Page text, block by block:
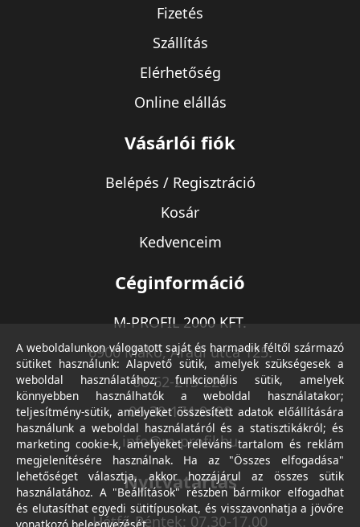
Fizetés
Szállítás
Elérhetőség
Online elállás
Vásárlói fiók
Belépés / Regisztráció
Kosár
Kedvenceim
Céginformáció
M-PROFIL 2000 KFT.
6900 Makó, Aradi utca 125.
06-62-213-220
06-30-174-9490
info@m-profil.hu
Nyitvatartás
Hétfő-Péntek: 07.30-17.00
A weboldalunkon válogatott saját és harmadik féltől származó
sütiket használunk: Alapvető sütik, amelyek szükségesek a
weboldal használatához; funkcionális sütik, amelyek
könnyebben használhatók a weboldal használatakor;
teljesítmény-sütik, amelyeket összesített adatok előállítására
használunk a weboldal használatáról és a statisztikákról; és
marketing cookie-k, amelyeket releváns tartalom és reklám
megjelenítésére használnak. Ha az "Összes elfogadása"
lehetőséget választja, akkor hozzájárul az összes sütik
használatához. A "Beállítások" részben bármikor elfogadhat
és elutasíthat egyedi sütitípusokat, és visszavonhatja a jövőre